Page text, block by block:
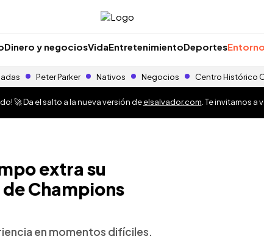
Dinero y negociosVidaEntretenimientoDeportes
Peter Parker Nativos Negocios Centro Histórico
🚀 Da el salto a la nueva versión deelsalvador.com . Te invitamos
extra su
Champions
en momentos difíciles.